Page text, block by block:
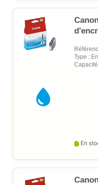
Type :
En